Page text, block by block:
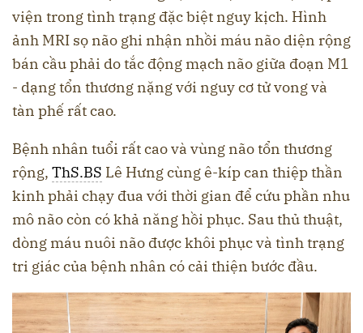
viện trong tình trạng đặc biệt nguy kịch. Hình
ảnh MRI sọ não ghi nhận nhồi máu não diện rộng
bán cầu phải do tắc động mạch não giữa đoạn M1
- dạng tổn thương nặng với nguy cơ tử vong và
tàn phế rất cao.
Bệnh nhân tuổi rất cao và vùng não tổn thương
rộng, ThS.BS Lê Hưng cùng ê-kíp can thiệp thần
kinh phải chạy đua với thời gian để cứu phần nhu
mô não còn có khả năng hồi phục. Sau thủ thuật,
dòng máu nuôi não được khôi phục và tình trạng
tri giác của bệnh nhân có cải thiện bước đầu.